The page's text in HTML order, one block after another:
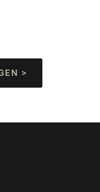
>